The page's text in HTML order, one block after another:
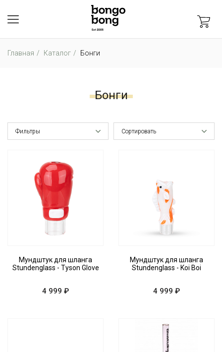
Главная Каталог Бонги
Бонги
Фильтры Сортировать
Мундштук для шланга
Stundenglass - Tyson Glove
4 999 ₽
Мундштук для шланга
Stundenglass - Koi Boi
4 999 ₽